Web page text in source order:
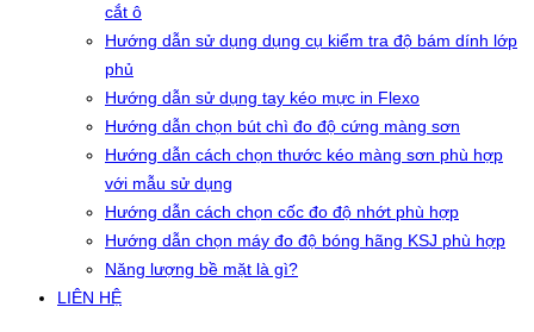
cắt ô
Hướng dẫn sử dụng dụng cụ kiểm tra độ bám dính lớp
phủ
Hướng dẫn sử dụng tay kéo mực in Flexo
Hướng dẫn chọn bút chì đo độ cứng màng sơn
Hướng dẫn cách chọn thước kéo màng sơn phù hợp
với mẫu sử dụng
Hướng dẫn cách chọn cốc đo độ nhớt phù hợp
Hướng dẫn chọn máy đo độ bóng hãng KSJ phù hợp
Năng lượng bề mặt là gì?
LIÊN HỆ